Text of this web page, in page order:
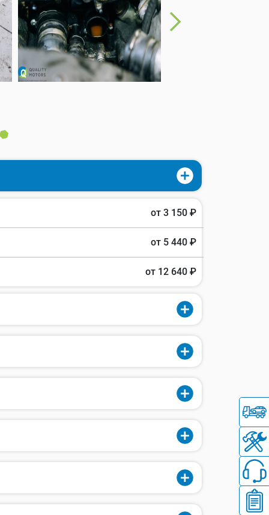
от 3 150 ₽
от 5 440 ₽
от 12 640 ₽